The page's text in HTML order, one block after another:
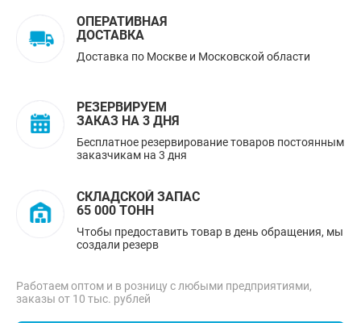
ОПЕРАТИВНАЯ
ДОСТАВКА
Доставка по Москве и Московской области
РЕЗЕРВИРУЕМ
ЗАКАЗ НА 3 ДНЯ
Бесплатное резервирование товаров постоянным
заказчикам на 3 дня
СКЛАДСКОЙ ЗАПАС
65 000 ТОНН
Чтобы предоставить товар в день обращения, мы
создали резерв
Работаем оптом и в розницу с любыми предприятиями,
заказы от 10 тыс. рублей